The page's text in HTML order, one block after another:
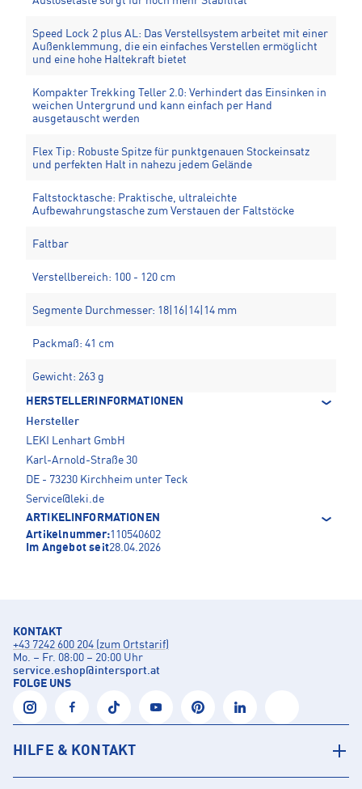
Speed Lock 2 plus AL: Das Verstellsystem arbeitet mit einer
Außenklemmung, die ein einfaches Verstellen ermöglicht
und eine hohe Haltekraft bietet
Kompakter Trekking Teller 2.0: Verhindert das Einsinken in
weichen Untergrund und kann einfach per Hand
ausgetauscht werden
Flex Tip: Robuste Spitze für punktgenauen Stockeinsatz
und perfekten Halt in nahezu jedem Gelände
Faltstocktasche: Praktische, ultraleichte
Aufbewahrungstasche zum Verstauen der Faltstöcke
Faltbar
Verstellbereich: 100 - 120 cm
Segmente Durchmesser: 18|16|14|14 mm
Packmaß: 41 cm
Gewicht: 263 g
HERSTELLERINFORMATIONEN
Hersteller
LEKI Lenhart GmbH
Karl-Arnold-Straße 30
DE - 73230 Kirchheim unter Teck
Service@leki.de
ARTIKELINFORMATIONEN
Artikelnummer:110540602
Im Angebot seit28.04.2026
KONTAKT
+43 7242 600 204 (zum Ortstarif)
Mo. – Fr. 08:00 – 20:00 Uhr
service.eshop@intersport.at
FOLGE UNS
HILFE & KONTAKT